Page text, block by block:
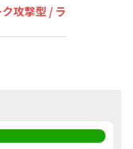
ク攻撃型 / ラ